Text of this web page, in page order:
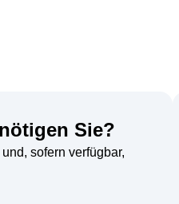
Sie?
sofern verfügbar,